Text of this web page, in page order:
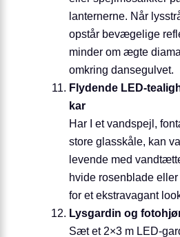
lanternerne. Når
opstår bevægelige
minder om ægte
omkring dansegulvet.
Flydende LED-
kar
Har I et vandspejl,
store glasskåle, kan
levende med
hvide rosenblade
for et ekstravagant
Lysgardin og
Sæt et 2×3 m LED-